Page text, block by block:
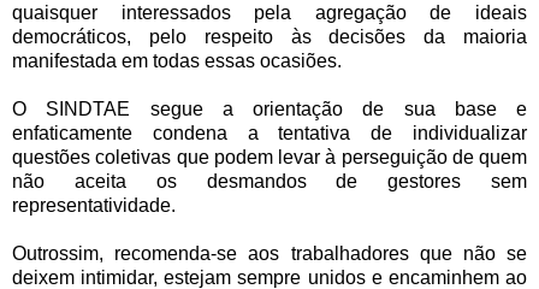
quaisquer interessados pela agregação de ideais
democráticos, pelo respeito às decisões da maioria
manifestada em todas essas ocasiões.
O SINDTAE segue a orientação de sua base e
enfaticamente condena a tentativa de individualizar
questões coletivas que podem levar à perseguição de quem
não aceita os desmandos de gestores sem
representatividade.
Outrossim, recomenda-se aos trabalhadores que não se
deixem intimidar, estejam sempre unidos e encaminhem ao